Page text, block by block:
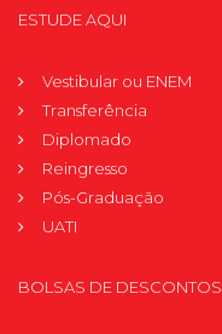
ESTUDE AQUI
Vestibular ou ENEM
Transferência
Diplomado
Reingresso
Pós-Graduação
UATI
BOLSAS DE DESCONTOS